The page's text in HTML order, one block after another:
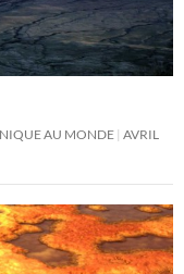
AU MONDE AVRIL